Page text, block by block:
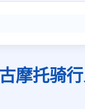
摩托骑